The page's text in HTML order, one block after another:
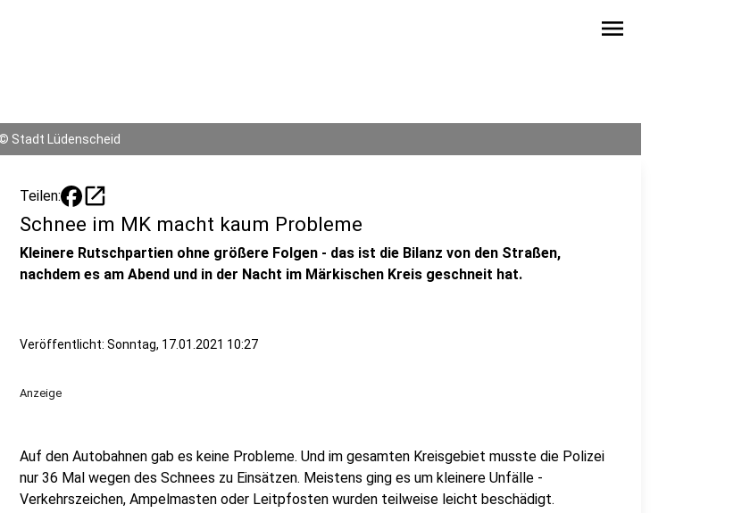
menu
Stadt Lüdenscheid
Teilen: open_in_new
Schnee im MK macht kaum Probleme
Kleinere Rutschpartien ohne größere Folgen - das ist die Bilanz von den Straßen,
nachdem es am Abend und in der Nacht im Märkischen Kreis geschneit hat.
Veröffentlicht: Sonntag, 17.01.2021 10:27
Anzeige
Auf den Autobahnen gab es keine Probleme. Und im gesamten Kreisgebiet musste die Polizei
nur 36 Mal wegen des Schnees zu Einsätzen. Meistens ging es um kleinere Unfälle -
Verkehrszeichen, Ampelmasten oder Leitpfosten wurden teilweise leicht beschädigt.